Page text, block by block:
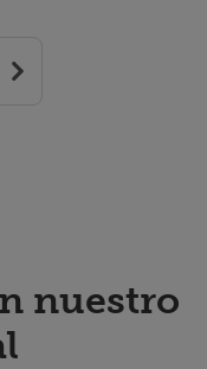
nuestro